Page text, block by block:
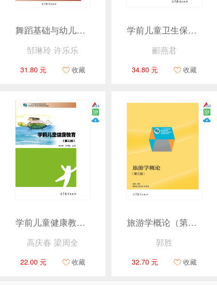
舞蹈基础与幼儿舞蹈
邹琳玲 许乐乐
31.80 元 收藏
学前儿童卫生保健（第二版）
郦燕君
34.80 元 收藏
学前儿童健康教育(第二版）
高庆春 梁周全
22.00 元 收藏
旅游学概论（第三版）
郭胜
32.70 元 收藏